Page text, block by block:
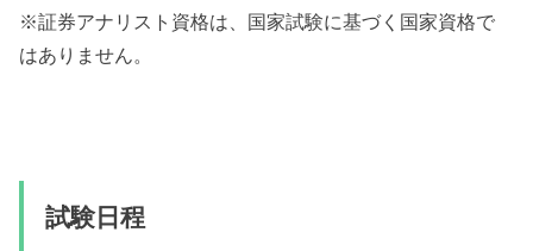
※証券アナリスト資格は、国家試験に基づく国家資格で
はありません。
試験日程